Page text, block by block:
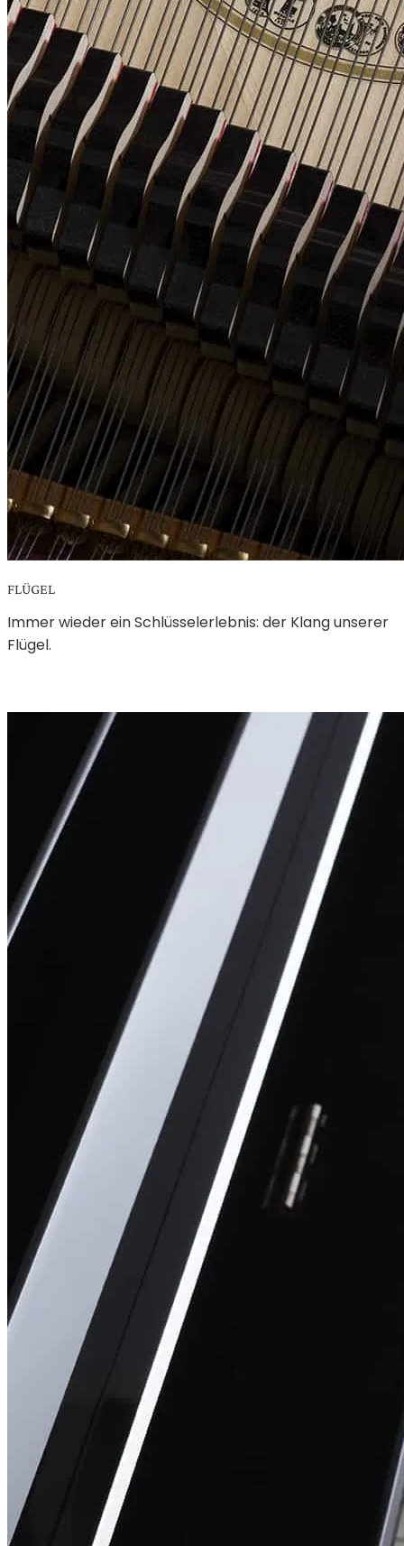
FLÜGEL
Immer wieder ein Schlüsselerlebnis: der Klang unserer
Flügel.